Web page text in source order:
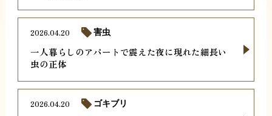
一人暮らしのアパートで震えた夜に現れた細長い
虫の正体
2026.04.20 害虫
2026.04.20 ゴキブリ